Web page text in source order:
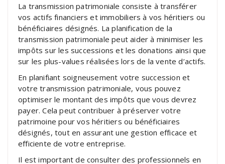
La transmission patrimoniale consiste à transférer
vos actifs financiers et immobiliers à vos héritiers ou
bénéficiaires désignés. La planification de la
transmission patrimoniale peut aider à minimiser les
impôts sur les successions et les donations ainsi que
sur les plus-values réalisées lors de la vente d’actifs.
En planifiant soigneusement votre succession et
votre transmission patrimoniale, vous pouvez
optimiser le montant des impôts que vous devrez
payer. Cela peut contribuer à préserver votre
patrimoine pour vos héritiers ou bénéficiaires
désignés, tout en assurant une gestion efficace et
efficiente de votre entreprise.
Il est important de consulter des professionnels en